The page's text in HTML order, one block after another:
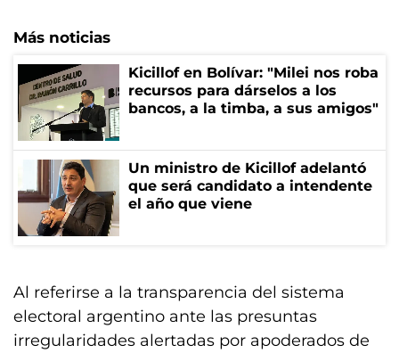
Más noticias
Kicillof en Bolívar: "Milei nos roba
recursos para dárselos a los
bancos, a la timba, a sus amigos"
Un ministro de Kicillof adelantó
que será candidato a intendente
el año que viene
Al referirse a la transparencia del sistema
electoral argentino ante las presuntas
irregularidades alertadas por apoderados de